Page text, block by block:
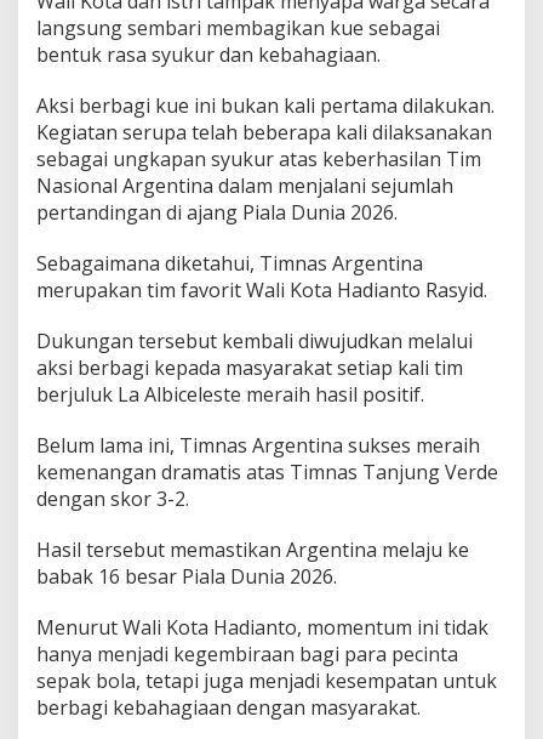
langsung sembari membagikan kue sebagai
bentuk rasa syukur dan kebahagiaan.
Aksi berbagi kue ini bukan kali pertama dilakukan.
Kegiatan serupa telah beberapa kali dilaksanakan
sebagai ungkapan syukur atas keberhasilan Tim
Nasional Argentina dalam menjalani sejumlah
pertandingan di ajang Piala Dunia 2026.
Sebagaimana diketahui, Timnas Argentina
merupakan tim favorit Wali Kota Hadianto Rasyid.
Dukungan tersebut kembali diwujudkan melalui
aksi berbagi kepada masyarakat setiap kali tim
berjuluk La Albiceleste meraih hasil positif.
Belum lama ini, Timnas Argentina sukses meraih
kemenangan dramatis atas Timnas Tanjung Verde
dengan skor 3-2.
Hasil tersebut memastikan Argentina melaju ke
babak 16 besar Piala Dunia 2026.
Menurut Wali Kota Hadianto, momentum ini tidak
hanya menjadi kegembiraan bagi para pecinta
sepak bola, tetapi juga menjadi kesempatan untuk
berbagi kebahagiaan dengan masyarakat.